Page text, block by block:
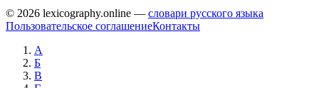
© 2026 lexicography.online — словари русского языка
Пользовательское соглашениеКонтакты
А
Б
В